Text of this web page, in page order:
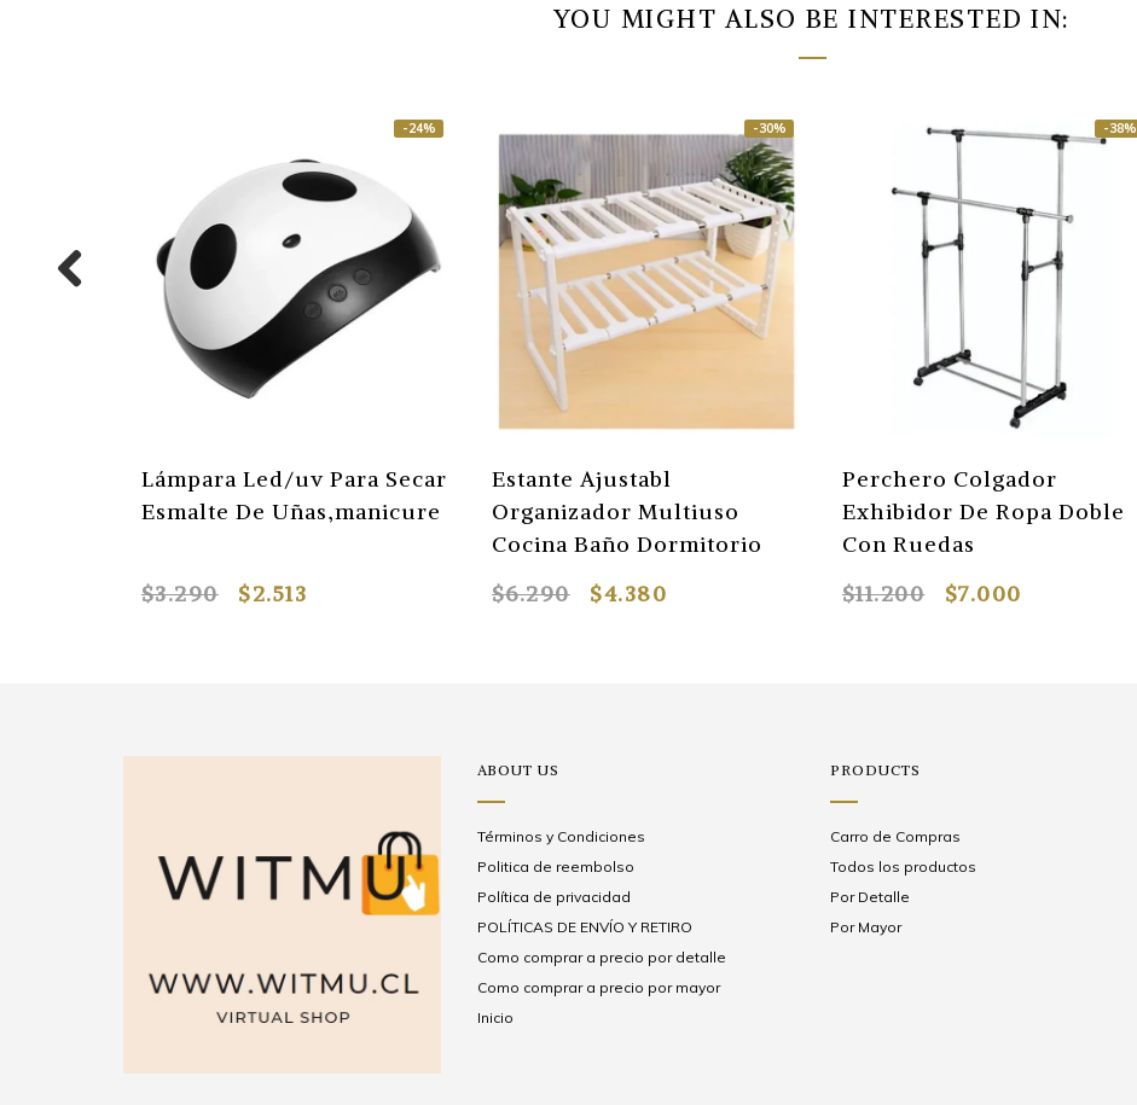
YOU MIGHT ALSO BE INTERESTED IN:
-24%
Lámpara Led/uv Para Secar
Esmalte De Uñas,manicure
$3.290 $2.513
-30%
Estante Ajustabl
Organizador Multiuso
Cocina Baño Dormitorio
$6.290
$4.380
-38%
Perchero Colgador
Exhibidor De Ropa Doble
Con Ruedas
$11.200
$7.000
ABOUT US
Términos y Condiciones
Politica de reembolso
Política de privacidad
POLÍTICAS DE ENVÍO Y RETIRO
Como comprar a precio por detalle
Como comprar a precio por mayor
Inicio
PRODUCTS
Carro de Compras
Todos los productos
Por Detalle
Por Mayor